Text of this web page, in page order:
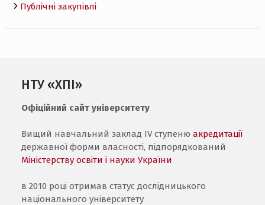
Публічні закупівлі
НТУ «ХПІ»
Офіційний сайт університету
Вищий навчальний заклад IV ступенюакредитації
державної форми власності, підпорядкований
Міністерству освіти і науки України
в 2010 році отримав статус дослідницького
національного університету